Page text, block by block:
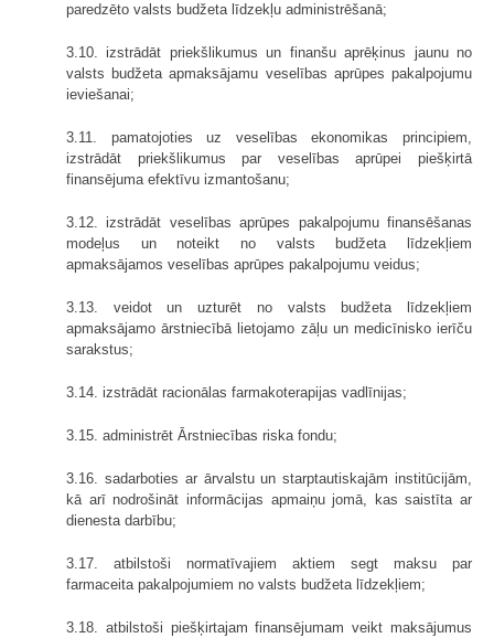
paredzēto valsts budžeta līdzekļu administrēšanā;
3.10. izstrādāt priekšlikumus un finanšu aprēķinus jaunu no
valsts budžeta apmaksājamu veselības aprūpes pakalpojumu
ieviešanai;
3.11. pamatojoties uz veselības ekonomikas principiem,
izstrādāt priekšlikumus par veselības aprūpei piešķirtā
finansējuma efektīvu izmantošanu;
3.12. izstrādāt veselības aprūpes pakalpojumu finansēšanas
modeļus un noteikt no valsts budžeta līdzekļiem
apmaksājamos veselības aprūpes pakalpojumu veidus;
3.13. veidot un uzturēt no valsts budžeta līdzekļiem
apmaksājamo ārstniecībā lietojamo zāļu un medicīnisko ierīču
sarakstus;
3.14. izstrādāt racionālas farmakoterapijas vadlīnijas;
3.15. administrēt Ārstniecības riska fondu;
3.16. sadarboties ar ārvalstu un starptautiskajām institūcijām,
kā arī nodrošināt informācijas apmaiņu jomā, kas saistīta ar
dienesta darbību;
3.17. atbilstoši normatīvajiem aktiem segt maksu par
farmaceita pakalpojumiem no valsts budžeta līdzekļiem;
3.18. atbilstoši piešķirtajam finansējumam veikt maksājumus